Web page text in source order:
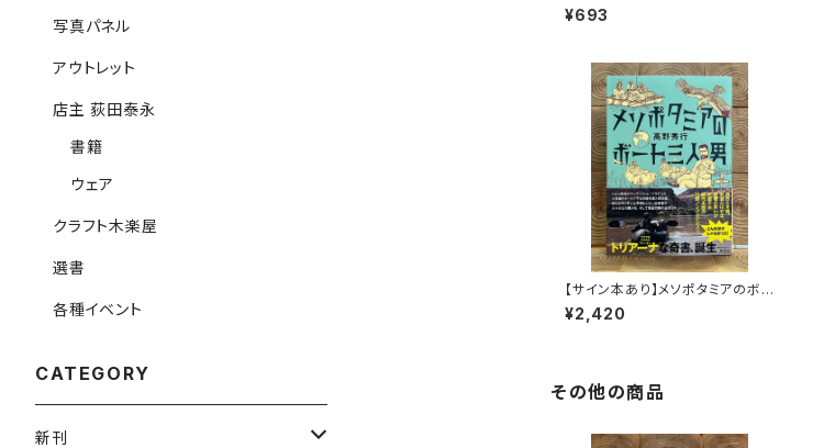
¥693
【サイン本あり】メソポタミアのボ
ート三人男
¥2,420
その他の商品
写真パネル
アウトレット
店主 荻田泰永
書籍
ウェア
クラフト木楽屋
選書
各種イベント
CATEGORY
新刊